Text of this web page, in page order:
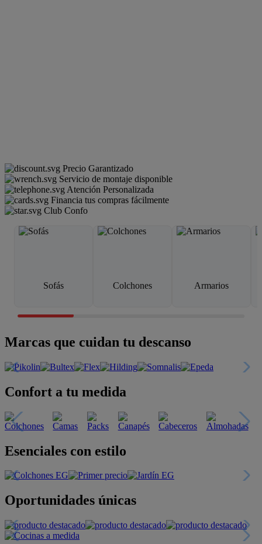
Precio Garantizado
Servicio de montaje disponible
Atención Personalizada
Financia tus compras fácilmente
Club Confo
Sofás Colchones Armarios
Marcas que cuidan tu descanso
Confort a tu medida
Esenciales con estilo
Oportunidades únicas